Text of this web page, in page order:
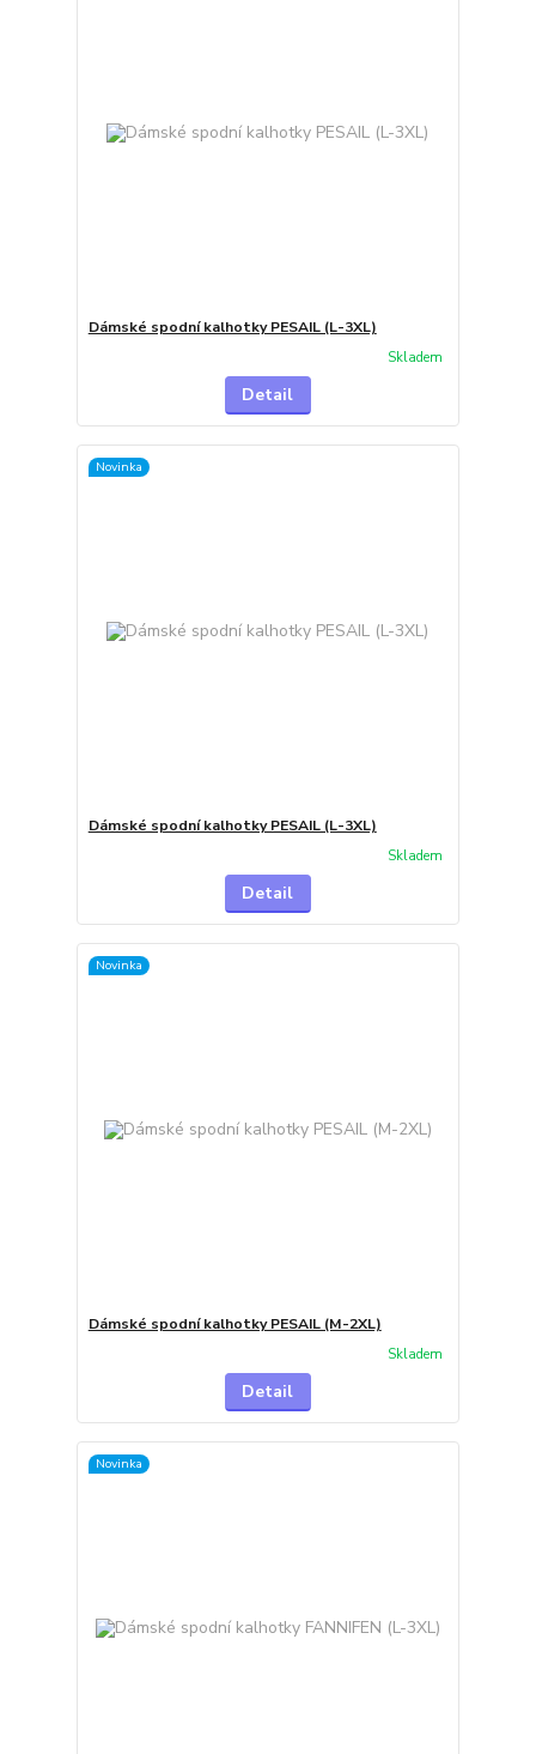
Dámské spodní kalhotky PESAIL (L-3XL)
Skladem
Detail
Novinka
Dámské spodní kalhotky PESAIL (L-3XL)
Skladem
Detail
Novinka
Dámské spodní kalhotky PESAIL (M-2XL)
Skladem
Detail
Novinka